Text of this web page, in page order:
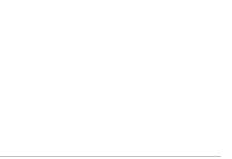
phố Phủ Lý, Hà Nam